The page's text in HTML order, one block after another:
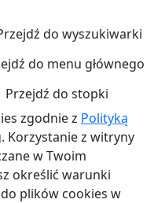
do wyszukiwarki
do menu głównego
Przejdź do stopki
zgodnie z Polityką
Korzystanie z witryny
w Twoim
określić warunki
plików cookies w